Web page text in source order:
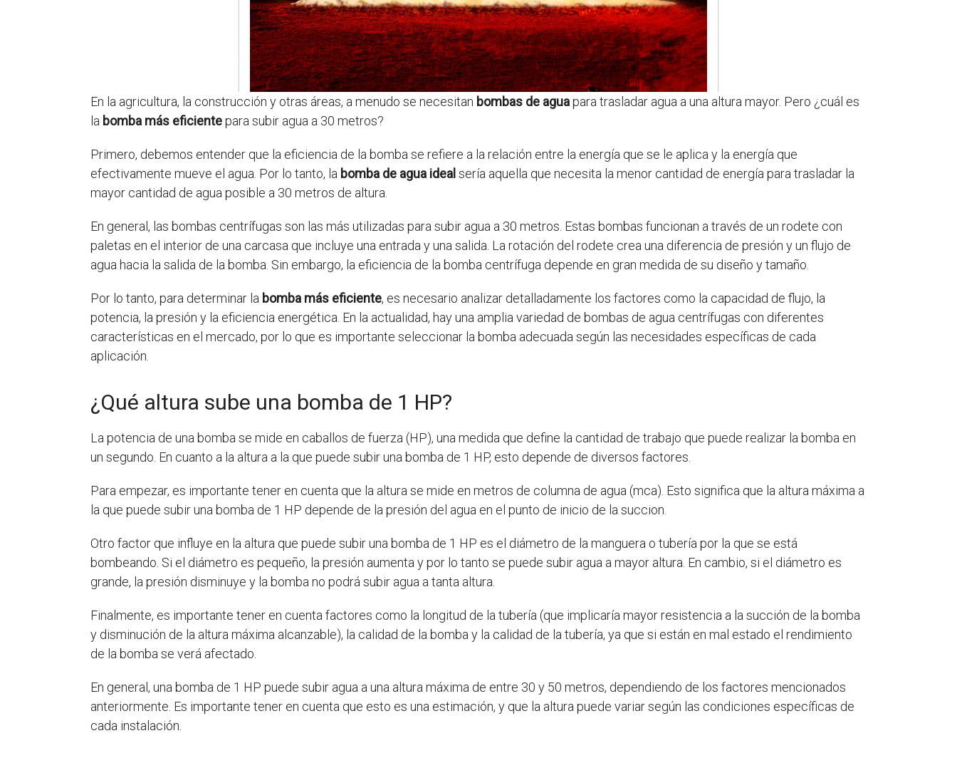
En la agricultura, la construcción y otras áreas, a menudo se necesitan bombas de aguapara trasladar agua a una altura mayor. Pero ¿cuál es
la bomba más eficientepara subir agua a 30 metros?
Primero, debemos entender que la eficiencia de la bomba se refiere a la relación entre la energía que se le aplica y la energía que
efectivamente mueve el agua. Por lo tanto, la bomba de agua ideal sería aquella que necesita la menor cantidad de energía para trasladar la
mayor cantidad de agua posible a 30 metros de altura.
En general, las bombas centrífugas son las más utilizadas para subir agua a 30 metros. Estas bombas funcionan a través de un rodete con
paletas en el interior de una carcasa que incluye una entrada y una salida. La rotación del rodete crea una diferencia de presión y un flujo de
agua hacia la salida de la bomba. Sin embargo, la eficiencia de la bomba centrífuga depende en gran medida de su diseño y tamaño.
Por lo tanto, para determinar la bomba más eficiente, es necesario analizar detalladamente los factores como la capacidad de flujo, la
potencia, la presión y la eficiencia energética. En la actualidad, hay una amplia variedad de bombas de agua centrífugas con diferentes
características en el mercado, por lo que es importante seleccionar la bomba adecuada según las necesidades específicas de cada
aplicación.
¿Qué altura sube una bomba de 1 HP?
La potencia de una bomba se mide en caballos de fuerza (HP), una medida que define la cantidad de trabajo que puede realizar la bomba en
un segundo. En cuanto a la altura a la que puede subir una bomba de 1 HP, esto depende de diversos factores.
Para empezar, es importante tener en cuenta que la altura se mide en metros de columna de agua (mca). Esto significa que la altura máxima a
la que puede subir una bomba de 1 HP depende de la presión del agua en el punto de inicio de la succion.
Otro factor que influye en la altura que puede subir una bomba de 1 HP es el diámetro de la manguera o tubería por la que se está
bombeando. Si el diámetro es pequeño, la presión aumenta y por lo tanto se puede subir agua a mayor altura. En cambio, si el diámetro es
grande, la presión disminuye y la bomba no podrá subir agua a tanta altura.
Finalmente, es importante tener en cuenta factores como la longitud de la tubería (que implicaría mayor resistencia a la succión de la bomba
y disminución de la altura máxima alcanzable), la calidad de la bomba y la calidad de la tubería, ya que si están en mal estado el rendimiento
de la bomba se verá afectado.
En general, una bomba de 1 HP puede subir agua a una altura máxima de entre 30 y 50 metros, dependiendo de los factores mencionados
anteriormente. Es importante tener en cuenta que esto es una estimación, y que la altura puede variar según las condiciones específicas de
cada instalación.